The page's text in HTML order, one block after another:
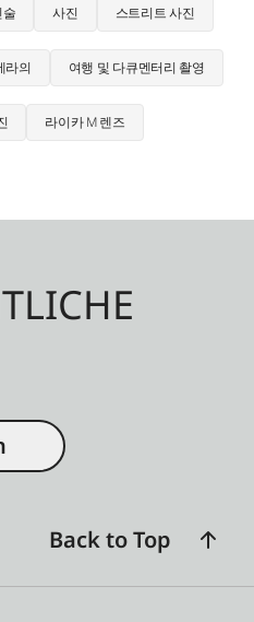
사진 스트리트 사진
라의 여행 및 다큐멘터리 촬영
라이카 M 렌즈
Back to Top